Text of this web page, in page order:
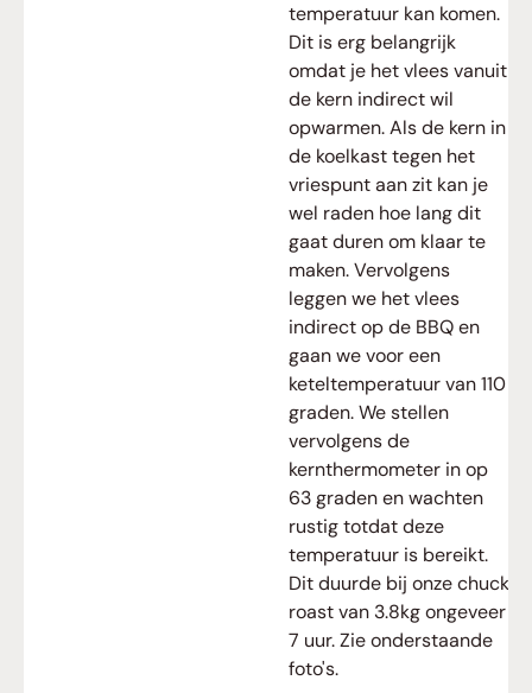
temperatuur kan komen.
Dit is erg belangrijk
omdat je het vlees vanuit
de kern indirect wil
opwarmen. Als de kern in
de koelkast tegen het
vriespunt aan zit kan je
wel raden hoe lang dit
gaat duren om klaar te
maken. Vervolgens
leggen we het vlees
indirect op de BBQ en
gaan we voor een
keteltemperatuur van 110
graden. We stellen
vervolgens de
kernthermometer in op
63 graden en wachten
rustig totdat deze
temperatuur is bereikt.
Dit duurde bij onze chuck
roast van 3.8kg ongeveer
7 uur. Zie onderstaande
foto's.